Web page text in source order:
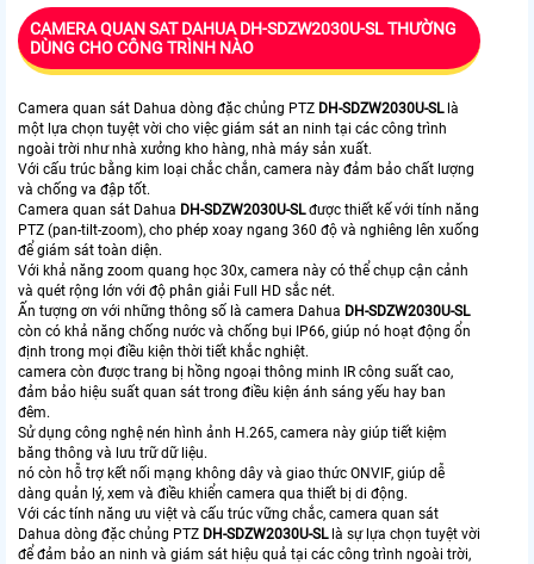
CAMERA QUAN SAT DAHUA DH-SDZW2030U-SL THƯỜNG
DÙNG CHO CÔNG TRÌNH NÀO
Camera quan sát Dahua dòng đặc chủng PTZ DH-SDZW2030U-SLlà
một lựa chọn tuyệt vời cho việc giám sát an ninh tại các công trình
ngoài trời như nhà xưởng kho hàng, nhà máy sản xuất.
Với cấu trúc bằng kim loại chắc chắn, camera này đảm bảo chất lượng
và chống va đập tốt.
Camera quan sát Dahua DH-SDZW2030U-SLđược thiết kế với tính năng
PTZ (pan-tilt-zoom), cho phép xoay ngang 360 độ và nghiêng lên xuống
để giám sát toàn diện.
Với khả năng zoom quang học 30x, camera này có thể chụp cận cảnh
và quét rộng lớn với độ phân giải Full HD sắc nét.
Ấn tượng ơn với những thông số là camera Dahua DH-SDZW2030U-SL
còn có khả năng chống nước và chống bụi IP66, giúp nó hoạt động ổn
định trong mọi điều kiện thời tiết khắc nghiệt.
camera còn được trang bị hồng ngoại thông minh IR công suất cao,
đảm bảo hiệu suất quan sát trong điều kiện ánh sáng yếu hay ban
đêm.
Sử dụng công nghệ nén hình ảnh H.265, camera này giúp tiết kiệm
băng thông và lưu trữ dữ liệu.
nó còn hỗ trợ kết nối mạng không dây và giao thức ONVIF, giúp dễ
dàng quản lý, xem và điều khiển camera qua thiết bị di động.
Với các tính năng ưu việt và cấu trúc vững chắc, camera quan sát
Dahua dòng đặc chủng PTZ DH-SDZW2030U-SLlà sự lựa chọn tuyệt vời
để đảm bảo an ninh và giám sát hiệu quả tại các công trình ngoài trời,